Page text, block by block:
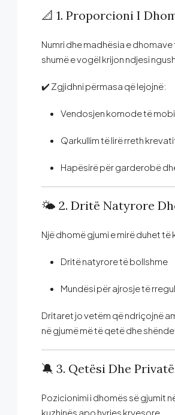
📐 1. Proporcioni I
Numri dhe madhësia e
shumë e vogël krijon ndjesi
✔️ Zgjidhni përmasa që lejojnë:
Vendosjen komode të
Qarkullim të lirë rreth
Hapësirë për garderobë
🌤️ 2. Dritë Natyrore
Një dhomë gjumi e mirë duhet të
Dritë natyrore të bollshme
Mundësi për ajrosje të
Dritaret jo vetëm që ndriçojnë
në gjumë më të qetë dhe
🔕 3. Qetësi Dhe
Pozicionimi i dhomës së gjumit
kuzhinës apo hyrjes kryesore.